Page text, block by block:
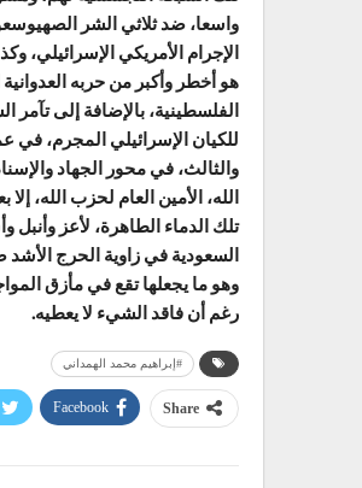
واسعا، ضد ثلاثي الشر
الإجرام الأمريكي
هو أخطر وأكبر من حربه
الفلسطينية، بالإضافة إلى تآمر
للكيان الإسرائيلي المجرم، في
والثالث، في محور الجهاد
الله، الأمين العام لحزب الله،
تلك الدماء الطاهرة، لأعز
السعودية في زاوية الحرج
وهو ما يجعلها تقع في مأزق
رغم أن فاقد الشيء لا يعطيه.
#إبراهيم محمد الهمداني
Share
Facebook